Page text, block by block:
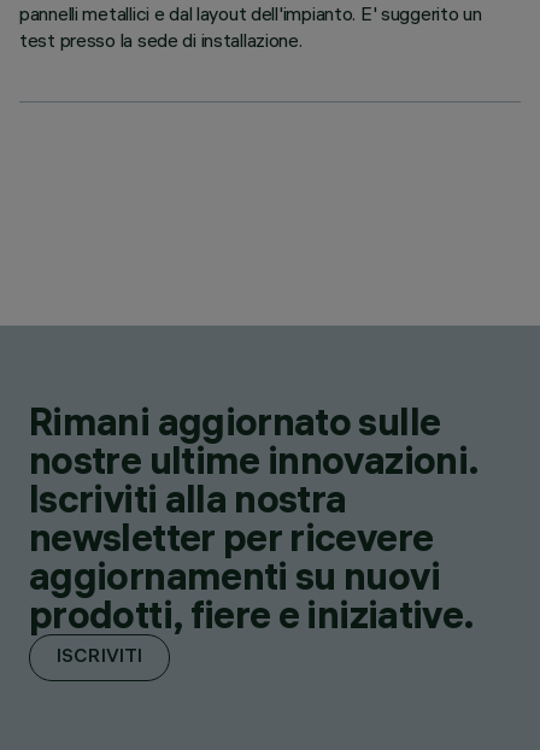
pannelli metallici e dal layout dell'impianto. E' suggerito un
test presso la sede di installazione.
Rimani aggiornato sulle
nostre ultime innovazioni.
Iscriviti alla nostra
newsletter per ricevere
aggiornamenti su nuovi
prodotti, fiere e iniziative.
ISCRIVITI